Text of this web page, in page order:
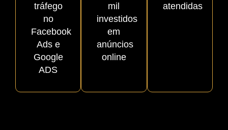
tráfego
no
Facebook
Ads e
Google
ADS
mil
investidos
em
anúncios
online
atendidas